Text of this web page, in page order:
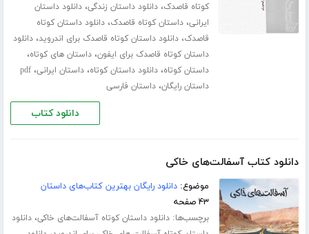
کوتاه قاصدک،دانلود داستان زندگی،دانلود داستان
ایرانی،داستان کوتاه قاصدک،دانلود داستان کوتاه
قاصدک،دانلود داستان کوتاه قاصدک برای اندروید،دانلود
داستان کوتاه قاصدک برای ایفون،داستان های کوتاه،
داستان کوتاه،دانلود داستان کوتاه،داستان ایرانی،pdf
داستان رایگان،داستان فارسی
دانلود کتاب
دانلود کتاب آسفالت‌های خاکی
موضوع:دانلود رایگان بهترین کتاب‌های داستان
۴۳ صفحه
برچسب‌ها:دانلود داستان کوتاه آسفالت‌های خاکی،دانلود